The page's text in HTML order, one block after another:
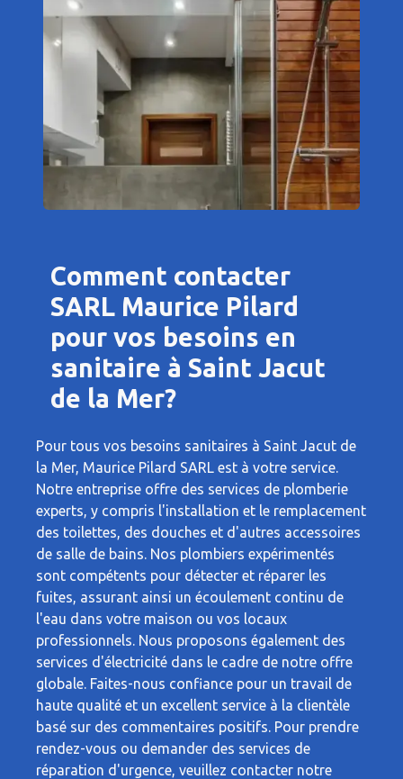
Comment contacter
SARL Maurice Pilard
pour vos besoins en
sanitaire à Saint Jacut
de la Mer?
Pour tous vos besoins sanitaires à Saint Jacut de
la Mer, Maurice Pilard SARL est à votre service.
Notre entreprise offre des services de plomberie
experts, y compris l'installation et le remplacement
des toilettes, des douches et d'autres accessoires
de salle de bains. Nos plombiers expérimentés
sont compétents pour détecter et réparer les
fuites, assurant ainsi un écoulement continu de
l'eau dans votre maison ou vos locaux
professionnels. Nous proposons également des
services d'électricité dans le cadre de notre offre
globale. Faites-nous confiance pour un travail de
haute qualité et un excellent service à la clientèle
basé sur des commentaires positifs. Pour prendre
rendez-vous ou demander des services de
réparation d'urgence, veuillez contacter notre